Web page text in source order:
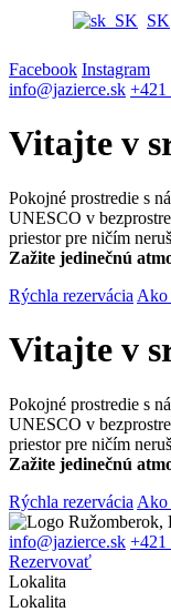
SK
Facebook Instagram
info@jazierce.sk +421
Vitajte v
Pokojné prostredie s
UNESCO v
priestor pre ničím
Zažite jedinečnú
Rýchla rezervácia Ako
Vitajte v
Pokojné prostredie s
UNESCO v
priestor pre ničím
Zažite jedinečnú
Rýchla rezervácia Ako
Ružomberok,
info@jazierce.sk +421
Rezervovať
Lokalita
Lokalita